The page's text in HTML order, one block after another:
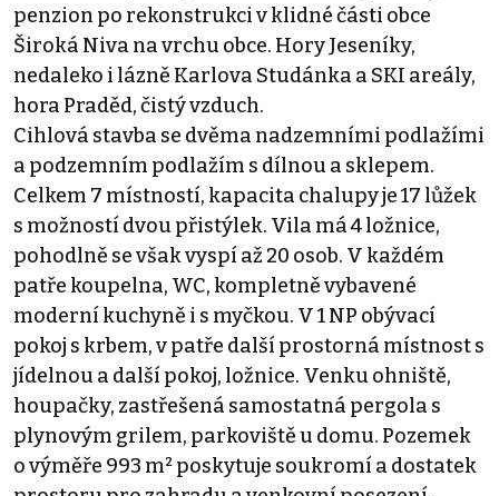
penzion po rekonstrukci v klidné části obce
Široká Niva na vrchu obce. Hory Jeseníky,
nedaleko i lázně Karlova Studánka a SKI areály,
hora Praděd, čistý vzduch.
Cihlová stavba se dvěma nadzemními podlažími
a podzemním podlažím s dílnou a sklepem.
Celkem 7 místností, kapacita chalupy je 17 lůžek
s možností dvou přistýlek. Vila má 4 ložnice,
pohodlně se však vyspí až 20 osob. V každém
patře koupelna, WC, kompletně vybavené
moderní kuchyně i s myčkou. V 1 NP obývací
pokoj s krbem, v patře další prostorná místnost s
jídelnou a další pokoj, ložnice. Venku ohniště,
houpačky, zastřešená samostatná pergola s
plynovým grilem, parkoviště u domu. Pozemek
o výměře 993 m² poskytuje soukromí a dostatek